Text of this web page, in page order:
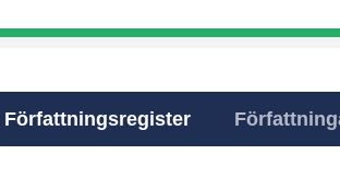
Författningsregister